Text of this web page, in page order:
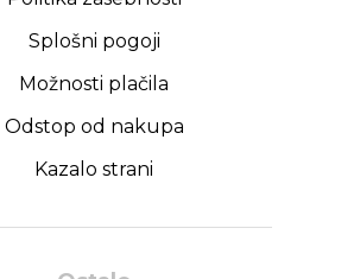
Splošni pogoji
Možnosti plačila
Odstop od nakupa
Kazalo strani